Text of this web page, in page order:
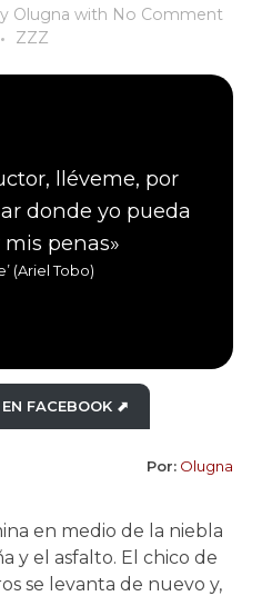
Olugna with No Comment
ZZZ
lléveme, por
donde yo pueda
penas»
(Ariel Tobo)
FACEBOOK ⬈
Por: Olugna
en medio de la niebla
y el asfalto. El chico de
se levanta de nuevo y,